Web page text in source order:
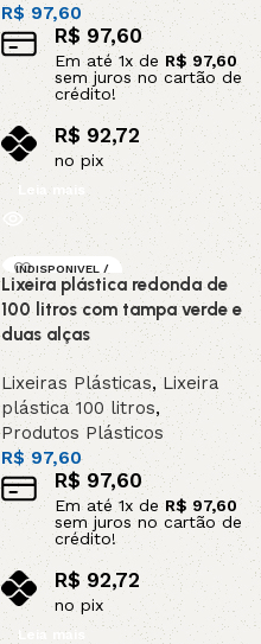
R$97,60
R$ 97,60
Em até1x de R$ 97,60
sem juros no cartão de
crédito!
R$ 92,72
no pix
Leia mais
INDISPONIVEL /
SOB ENCOMEND
A
Lixeira plástica redonda de
100 litros com tampa verde e
duas alças
Lixeiras Plásticas,Lixeira
plástica 100 litros,
Produtos Plásticos
R$97,60
R$ 97,60
Em até1x deR$ 97,60
sem juros no cartão de
crédito!
R$92,72
no pix
Leia mais